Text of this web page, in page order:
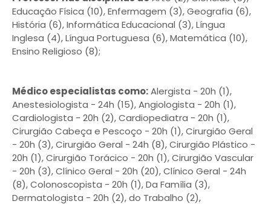
Educação Física (10), Enfermagem (3), Geografia (6),
História (6), Informática Educacional (3), Língua
Inglesa (4), Língua Portuguesa (6), Matemática (10),
Ensino Religioso (8);
Médico especialistas como:Alergista - 20h (1),
Anestesiologista - 24h (15), Angiologista - 20h (1),
Cardiologista - 20h (2), Cardiopediatra - 20h (1),
Cirurgião Cabeça e Pescoço - 20h (1), Cirurgião Geral
- 20h (3), Cirurgião Geral - 24h (8), Cirurgião Plástico -
20h (1), Cirurgião Torácico - 20h (1), Cirurgião Vascular
- 20h (3), Clínico Geral - 20h (20), Clínico Geral - 24h
(8), Colonoscopista - 20h (1), Da Família (3),
Dermatologista - 20h (2), do Trabalho (2),